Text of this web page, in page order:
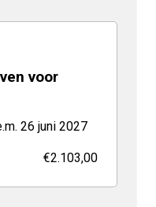
voor
26 juni 2027
€2.103,00